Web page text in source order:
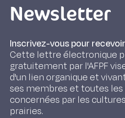
Newsletter
Inscrivez-vous pour
Cette lettre électronique
gratuitement par l'AFPF
d'un lien organique et
ses membres et toutes les
concernées par les
prairies.